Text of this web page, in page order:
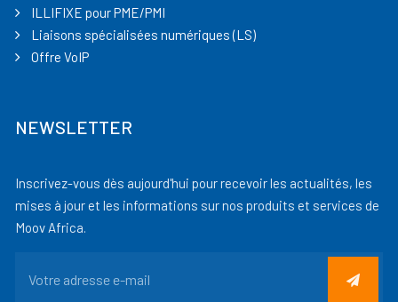
ILLIFIXE pour PME/PMI
Liaisons spécialisées numériques (LS)
Offre VoIP
NEWSLETTER
Inscrivez-vous dès aujourd'hui pour recevoir les actualités, les
mises à jour et les informations sur nos produits et services de
Moov Africa.